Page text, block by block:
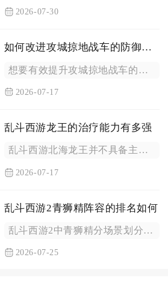
2026-07-30
如何改进攻城掠地战车的防御能力
想要有效提升攻城掠地战车的防御能力，需要从部件升级优先级、专...
2026-07-17
乱斗西游龙王的治疗能力有多强
乱斗西游北海龙王并不具备主动群体治疗技能，其续航能力全部依靠...
2026-07-17
乱斗西游2青狮精阵容的排名如何
乱斗西游2中青狮精分场景划分阵容梯队，排行榜对抗法系体系时为...
2026-07-25